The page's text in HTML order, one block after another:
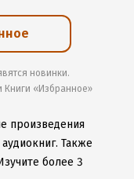
новинки.
Книги «Избранное»
произведения
Также
более 3